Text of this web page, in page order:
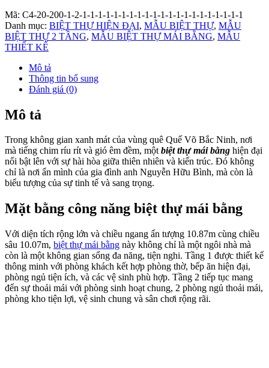
Mã: C4-20-200-1-2-1-1-1-1-1-1-1-1-1-1-1-1-1-1-1-1-1-1-1-1-1
Danh mục: BIỆT THỰ HIỆN ĐẠI, MẪU BIỆT THỰ, MẪU
BIỆT THỰ 2 TẦNG, MẪU BIỆT THỰ MÁI BẰNG, MẪU
THIẾT KẾ
Mô tả
Thông tin bổ sung
Đánh giá (0)
Mô tả
Trong không gian xanh mát của vùng quê Quế Võ Bắc Ninh, nơi
mà tiếng chim ríu rít và gió êm đềm, mộtbiệt thự mái bằng hiện đại
nổi bật lên với sự hài hòa giữa thiên nhiên và kiến trúc. Đó không
chỉ là nơi ẩn mình của gia đình anh Nguyễn Hữu Bình, mà còn là
biểu tượng của sự tinh tế và sang trọng.
Mặt bằng công năng biệt thự mái bằng
Với diện tích rộng lớn và chiều ngang ấn tượng 10.87m cùng chiều
sâu 10.07m, biệt thự mái bằng này không chỉ là một ngôi nhà mà
còn là một không gian sống đa năng, tiện nghi. Tầng 1 được thiết kế
thông minh với phòng khách kết hợp phòng thờ, bếp ăn hiện đại,
phòng ngủ tiện ích, và các vệ sinh phù hợp. Tầng 2 tiếp tục mang
đến sự thoải mái với phòng sinh hoạt chung, 2 phòng ngủ thoải mái,
phòng kho tiện lợi, vệ sinh chung và sân chơi rộng rãi.